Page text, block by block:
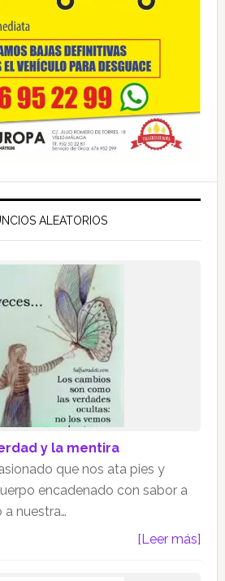
ALEATORIOS
y la mentira
que nos ata pies y
encadenado con sabor a
a nuestra…
[Leer más]